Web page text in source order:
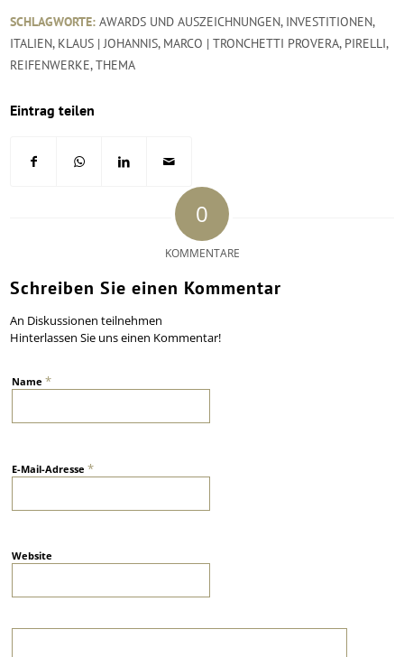
SCHLAGWORTE: AWARDS UND AUSZEICHNUNGEN, INVESTITIONEN,
ITALIEN, KLAUS | JOHANNIS, MARCO | TRONCHETTI PROVERA, PIRELLI,
REIFENWERKE,THEMA
Eintrag teilen
0
KOMMENTARE
Schreiben Sie einen Kommentar
An Diskussionen teilnehmen
Hinterlassen Sie uns einen Kommentar!
Name*
E-Mail-Adresse*
Website